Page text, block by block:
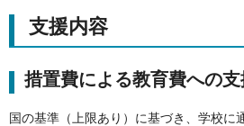
支援内容
措置費による教育費への支
国の基準（上限あり）に基づき、学校に